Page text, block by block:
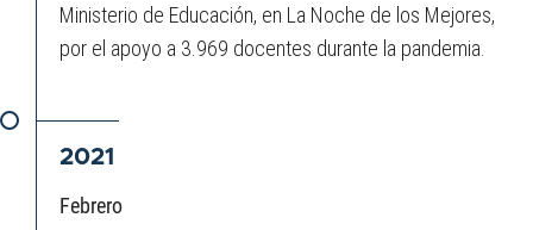
Ministerio de Educación, en La Noche de los Mejores,
por el apoyo a 3.969 docentes durante la pandemia.
2021
Febrero